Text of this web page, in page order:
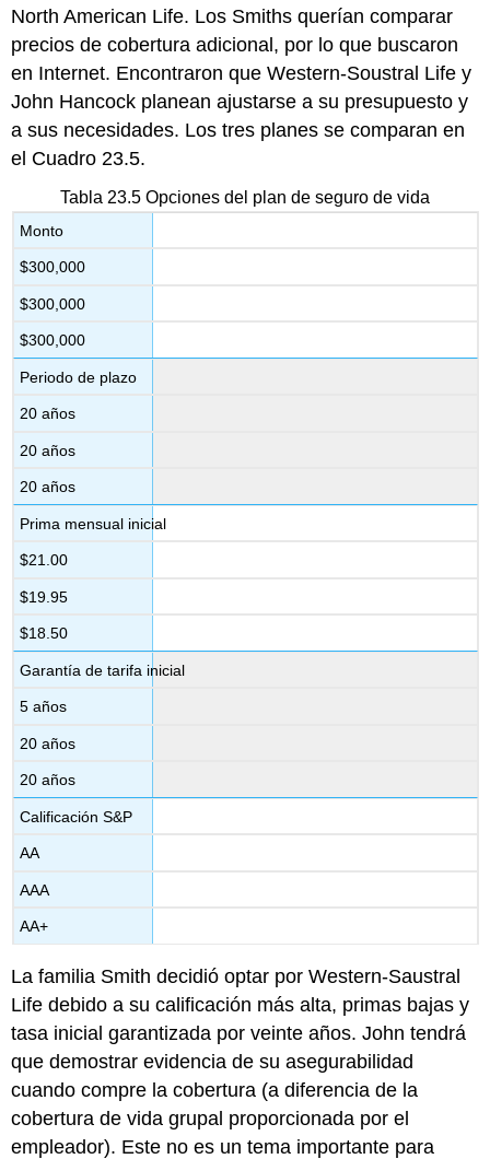
North American Life. Los Smiths querían comparar
precios de cobertura adicional, por lo que buscaron
en Internet. Encontraron que Western-Soustral Life y
John Hancock planean ajustarse a su presupuesto y
a sus necesidades. Los tres planes se comparan en
el Cuadro 23.5.
Tabla 23.5 Opciones del plan de seguro de vida
Monto
$300,000
$300,000
$300,000
Periodo de plazo
20 años
20 años
20 años
Prima mensual inicial
$21.00
$19.95
$18.50
Garantía de tarifa inicial
5 años
20 años
20 años
Calificación S&P
AA
AAA
AA+
La familia Smith decidió optar por Western-Saustral
Life debido a su calificación más alta, primas bajas y
tasa inicial garantizada por veinte años. John tendrá
que demostrar evidencia de su asegurabilidad
cuando compre la cobertura (a diferencia de la
cobertura de vida grupal proporcionada por el
empleador). Este no es un tema importante para